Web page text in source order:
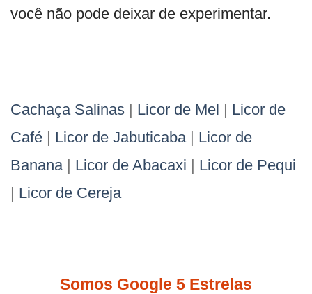
você não pode deixar de experimentar.
Cachaça Salinas | Licor de Mel | Licor de
Café | Licor de Jabuticaba | Licor de
Banana | Licor de Abacaxi | Licor de Pequi
| Licor de Cereja
Somos Google 5 Estrelas